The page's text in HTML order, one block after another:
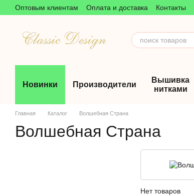
Перейти к основному контенту
Оптовым клиентам Оплата и доставка Контакты
Пользовательское соглашение
Новинки Производители
Вышивка
нитками
Главная Каталог Волшебная Страна
Волшебная Страна
Нет товаров